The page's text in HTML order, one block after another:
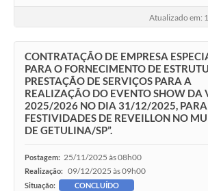
Atualizado em:
CONTRATAÇÃO DE EMPRESA
PARA O FORNECIMENTO DE
PRESTAÇÃO DE SERVIÇOS PARA A
REALIZAÇÃO DO EVENTO SHOW DA
2025/2026 NO DIA 31/12/2025, PARA
FESTIVIDADES DE REVEILLON NO
DE GETULINA/SP”.
Postagem: 25/11/2025 às 08h00
Realização: 09/12/2025 às 09h00
Situação: CONCLUÍDO